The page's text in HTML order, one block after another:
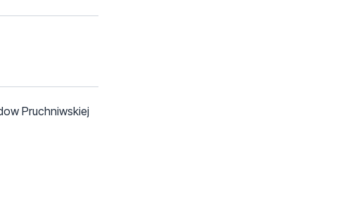
Pruchniwskiej